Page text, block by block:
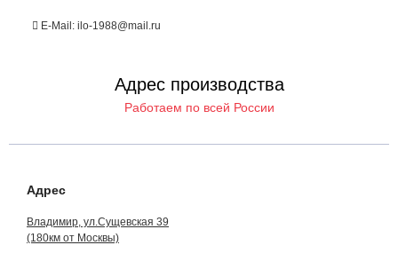
E-Mail: ilo-1988@mail.ru
Адрес производства
Работаем по всей России
Адрес
Владимир, ул.Сущевская 39
(180км от Москвы)